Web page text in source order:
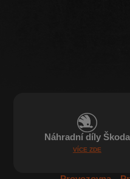
Náhradní díly Škoda
VÍCE ZDE